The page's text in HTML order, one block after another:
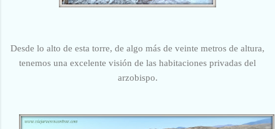
Desde lo alto de esta torre, de algo más de veinte metros de altura,
tenemos una excelente visión de las habitaciones privadas del
arzobispo.